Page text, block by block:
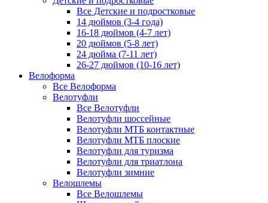
Все Детские и подростковые
14 дюймов (3-4 года)
16-18 дюймов (4-7 лет)
20 дюймов (5-8 лет)
24 дюйма (7-11 лет)
26-27 дюймов (10-16 лет)
Велоформа
Все Велоформа
Велотуфли
Все Велотуфли
Велотуфли шоссейные
Велотуфли МТБ контактные
Велотуфли МТБ плоские
Велотуфли для туризма
Велотуфли для триатлона
Велотуфли зимние
Велошлемы
Все Велошлемы